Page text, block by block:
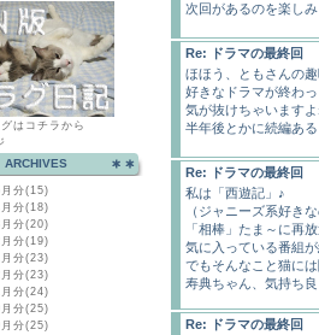
はコチラから
ARCHIVES
分(15)
分(18)
分(20)
分(19)
分(23)
分(23)
分(24)
分(25)
分(25)
次回があるのを楽し
Re: ドラマの最終回
ほほう、ともさんの
好きなドラマが終わ
気が抜けちゃいます
半年後とかに続編あ
Re: ドラマの最終回
私は「西遊記」♪
（ジャニーズ系好き
「相棒」たま～に再
気に入っている番組
でもそんなこと猫に
寿典ちゃん、気持ち
Re: ドラマの最終回